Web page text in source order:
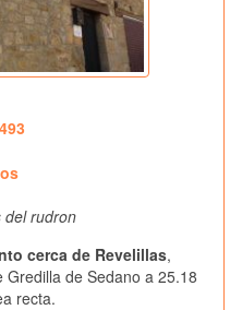
del rudron
cerca de Revelillas,
de Sedano a 25.18
recta.